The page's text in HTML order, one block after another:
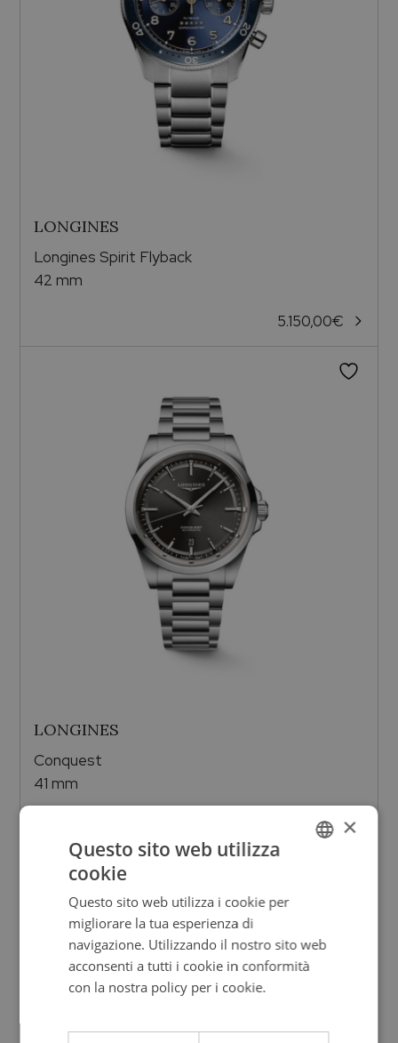
LONGINES
Longines Spirit Flyback
42 mm
5.150,00€
LONGINES
Conquest
41 mm
2.300,00€×
Questo sito web utilizza
cookie
Questo sito web utilizza i cookie per
migliorare la tua esperienza di
navigazione. Utilizzando il nostro sito web
acconsenti a tutti i cookie in conformità
con la nostra policy per i cookie.